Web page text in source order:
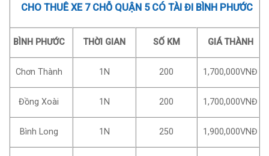
CHO THUÊ XE 7 CHỖ QUẬN 5 CÓ TÀI ĐI BÌNH PHƯỚC
BÌNH PHƯỚC THỜI GIAN SỐ KM GIÁ THÀNH
Chơn Thành 1N 200 1,700,000VNĐ
Đồng Xoài 1N 200 1,700,000VNĐ
Bình Long 1N 250 1,900,000VNĐ